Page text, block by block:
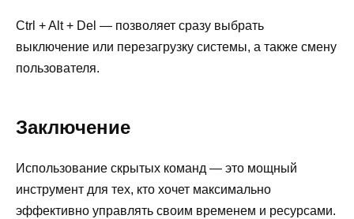
Ctrl + Alt + Del — позволяет сразу выбрать
выключение или перезагрузку системы, а также смену
пользователя.
Заключение
Использование скрытых команд — это мощный
инструмент для тех, кто хочет максимально
эффективно управлять своим временем и ресурсами.